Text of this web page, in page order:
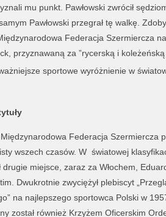
mu punkt. Pawłowski zwrócił
Pawłowski przegrał tę walkę.
Federacja Szermiercza
przyznawaną za ”rycerską i
sportowe wyróżnienie w
Federacja Szermiercza
wszech czasów. W światowej
drugie miejsce, zaraz za Włochem,
Dwukrotnie zwyciężył plebiscyt
na najlepszego sportowca Polski w
został również Krzyżem Oficerskim